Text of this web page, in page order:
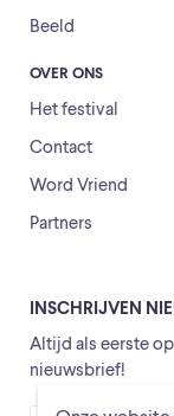
Beeld
OVER ONS
Het festival
Contact
Word Vriend
Partners
INSCHRIJVEN
Altijd als eerste
nieuwsbrief!